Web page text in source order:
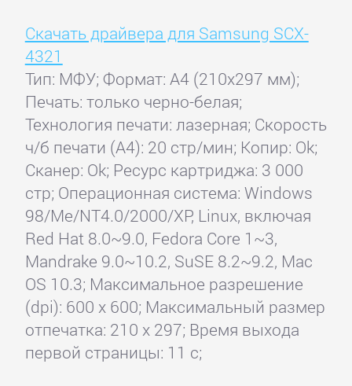
Скачать драйвера для Samsung SCX-
4321
Тип: МФУ; Формат: A4 (210x297 мм);
Печать: только черно-белая;
Технология печати: лазерная; Скорость
ч/б печати (А4): 20 стр/мин; Копир: Ok;
Сканер: Ok; Ресурс картриджа: 3 000
стр; Операционная система: Windows
98/Me/NT4.0/2000/XP, Linux, включая
Red Hat 8.0~9.0, Fedora Core 1~3,
Mandrake 9.0~10.2, SuSE 8.2~9.2, Mac
OS 10.3; Максимальное разрешение
(dpi): 600 x 600; Максимальный размер
отпечатка: 210 x 297; Время выхода
первой страницы: 11 с;